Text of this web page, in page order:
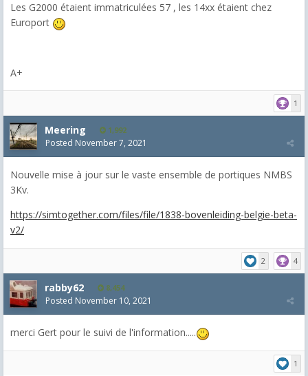
Les G2000 étaient immatriculées 57 , les 14xx étaient chez
Europort
A+
1
Meering 1,992
Posted November 7, 2021
Nouvelle mise à jour sur le vaste ensemble de portiques NMBS
3Kv.
https://simtogether.com/files/file/1838-bovenleiding-belgie-beta-
v2/
2 4
rabby62 8,454
Posted November 10, 2021
merci Gert pour le suivi de l'information.....
1